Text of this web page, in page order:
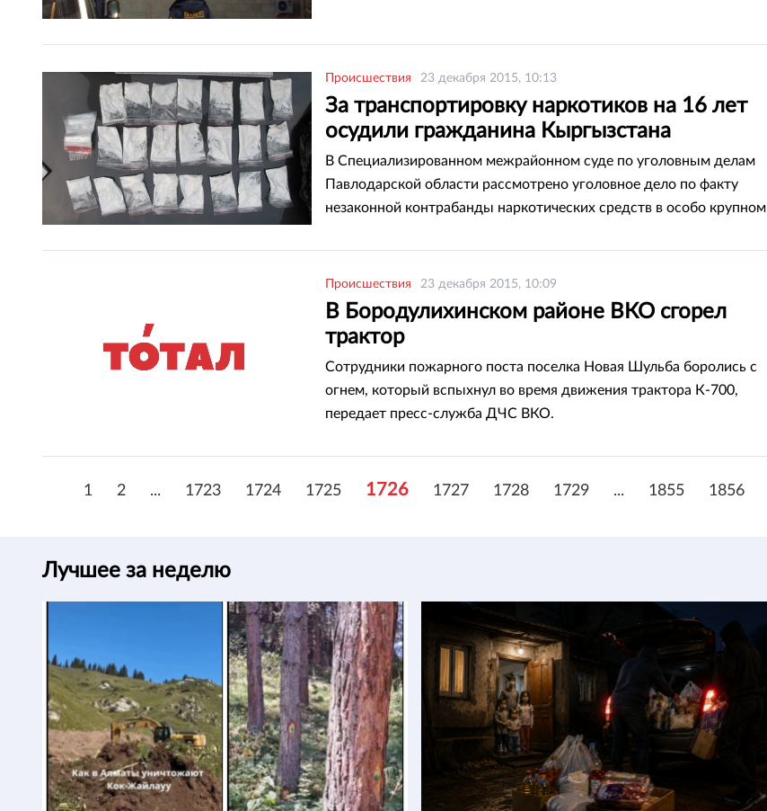
Происшествия 23 декабря 2015, 10:13
За транспортировку наркотиков на 16 лет
осудили гражданина Кыргызстана
В Специализированном межрайонном суде по уголовным делам
Павлодарской области рассмотрено уголовное дело по факту
незаконной контрабанды наркотических средств в особо крупном
службу ведомства.
Происшествия 23 декабря 2015, 10:09
В Бородулихинском районе ВКО сгорел
трактор
Сотрудники пожарного поста поселка Новая Шульба боролись с
огнем, который вспыхнул во время движения трактора К-700,
передает пресс-служба ДЧС ВКО.
1 2 ... 1723 1724 1725 1726 1727 1728 1729 ... 1855 1856
Лучшее за неделю